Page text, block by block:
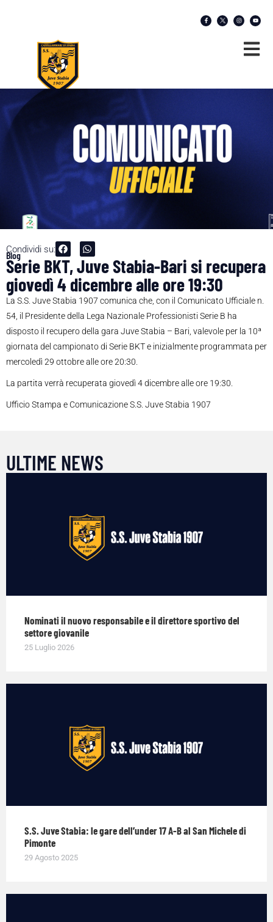
Condividi su:
Blog
Serie BKT, Juve Stabia-Bari si recupera
giovedì 4 dicembre alle ore 19:30
La S.S. Juve Stabia 1907 comunica che, con il Comunicato Ufficiale n.
54, il Presidente della Lega Nazionale Professionisti Serie B ha
disposto il recupero della gara Juve Stabia – Bari, valevole per la 10ª
giornata del campionato di Serie BKT e inizialmente programmata per
mercoledì 29 ottobre alle ore 20:30.
La partita verrà recuperata giovedì 4 dicembre alle ore 19:30.
Ufficio Stampa e Comunicazione S.S. Juve Stabia 1907
ULTIME NEWS
Nominati il nuovo responsabile e il direttore sportivo del
settore giovanile
25 Luglio 2026
S.S. Juve Stabia: le gare dell’under 17 A-B al San Michele di
Pimonte
29 Agosto 2025